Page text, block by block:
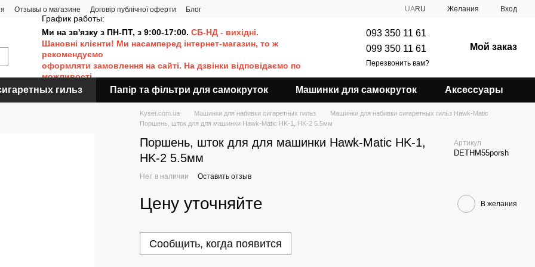
Отзывы о магазине Договір публічної оферти Блог UARU Желания Вход
График работы:
Ми на зв'язку з ПН-ПТ, з 9:00-17:00. СБ-НД - вихідні.
Шановні клієнти! Ми насамперед інтернет-магазин, то ж
рекомендуємо
оформляти замовлення на сайті. На дзвінки відповідаємо по
можливості.
093 350 11 61
099 350 11 61
Перезвонить вам?
Мой заказ
гильз Папір та фільтри для самокруток Машинки для самокруток Аксессуары
Kyset.com.ua Машинки для набивки сигаретных гильз
Машинки для набивки сигаретных гильз Hawk-Matic
Поршень, шток для для машинки Hawk-Matic HK-1, HK-2 5.5мм
Поршень, шток для для машинки Hawk-Matic HK-1,
HK-2 5.5мм
Артикул
DETHM55porsh
Нет в наличии Оставить отзыв
Цену уточняйте В желания
Сообщить, когда появится